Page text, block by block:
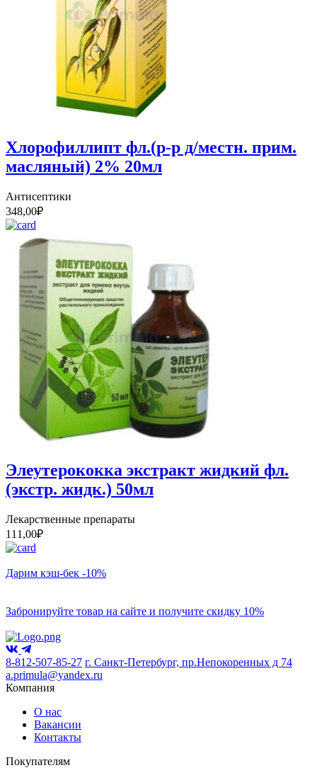
Хлорофиллипт фл.(р-р д/местн. прим.
масляный) 2% 20мл
Антисептики
348,00₽
Элеутерококка экстракт жидкий фл.
(экстр. жидк.) 50мл
Лекарственные препараты
111,00₽
Дарим кэш-бек -10%
Забронируйте товар на сайте и получите скидку 10%
8-812-507-85-27 г. Санкт-Петербург, пр.Непокоренных д 74
a.primula@yandex.ru
Компания
О нас
Вакансии
Контакты
Покупателям